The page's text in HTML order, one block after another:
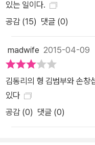
지 꼬박 3년 동안 연재했다.
과정을 거치면서 그는 이 해
다. 이 대대적인 작업 덕분
너다니며 소설 안에 기록된
업은 그 첫걸음부터 예상을
학사’를 떠올릴 때 관습적
에 ‘이광수’를 놓는다. 그러
근현대문학사의 출발점을
있는 일이다.
공감 (15) 댓글 (0)
madwife 2015-04-09
김동리의 형 김범부와 손창
있다
공감 (0) 댓글 (0)